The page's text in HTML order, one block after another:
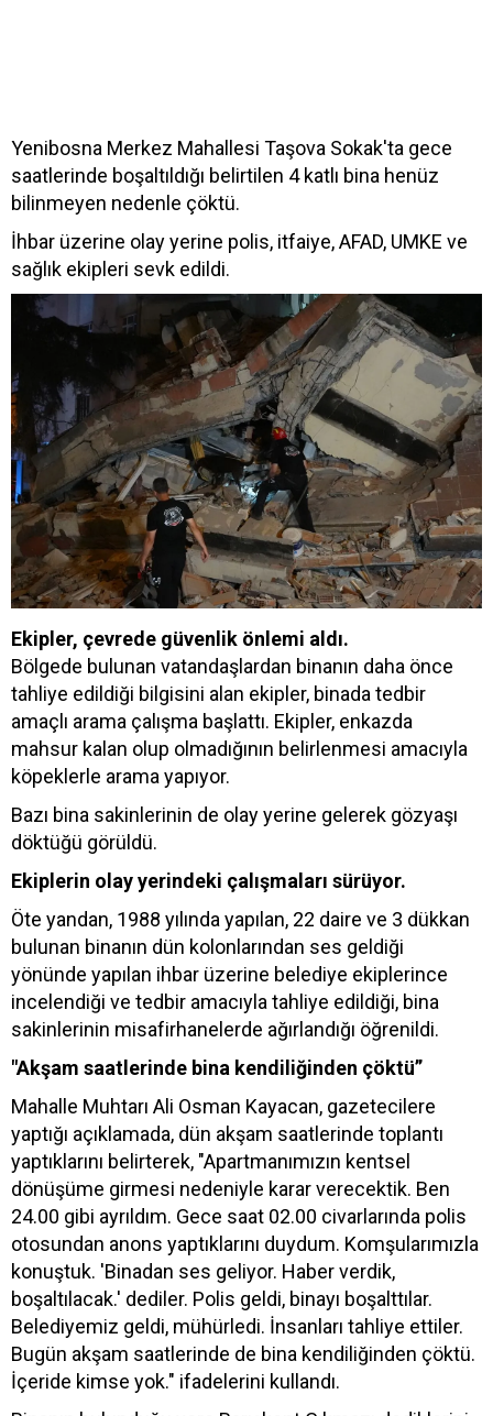
Yenibosna Merkez Mahallesi Taşova Sokak'ta gece
saatlerinde boşaltıldığı belirtilen 4 katlı bina henüz
bilinmeyen nedenle çöktü.
İhbar üzerine olay yerine polis, itfaiye, AFAD, UMKE ve
sağlık ekipleri sevk edildi.
Ekipler, çevrede güvenlik önlemi aldı.
Bölgede bulunan vatandaşlardan binanın daha önce
tahliye edildiği bilgisini alan ekipler, binada tedbir
amaçlı arama çalışma başlattı. Ekipler, enkazda
mahsur kalan olup olmadığının belirlenmesi amacıyla
köpeklerle arama yapıyor.
Bazı bina sakinlerinin de olay yerine gelerek gözyaşı
döktüğü görüldü.
Ekiplerin olay yerindeki çalışmaları sürüyor.
Öte yandan, 1988 yılında yapılan, 22 daire ve 3 dükkan
bulunan binanın dün kolonlarından ses geldiği
yönünde yapılan ihbar üzerine belediye ekiplerince
incelendiği ve tedbir amacıyla tahliye edildiği, bina
sakinlerinin misafirhanelerde ağırlandığı öğrenildi.
"Akşam saatlerinde bina kendiliğinden çöktü”
Mahalle Muhtarı Ali Osman Kayacan, gazetecilere
yaptığı açıklamada, dün akşam saatlerinde toplantı
yaptıklarını belirterek, "Apartmanımızın kentsel
dönüşüme girmesi nedeniyle karar verecektik. Ben
24.00 gibi ayrıldım. Gece saat 02.00 civarlarında polis
otosundan anons yaptıklarını duydum. Komşularımızla
konuştuk. 'Binadan ses geliyor. Haber verdik,
boşaltılacak.' dediler. Polis geldi, binayı boşalttılar.
Belediyemiz geldi, mühürledi. İnsanları tahliye ettiler.
Bugün akşam saatlerinde de bina kendiliğinden çöktü.
İçeride kimse yok." ifadelerini kullandı.